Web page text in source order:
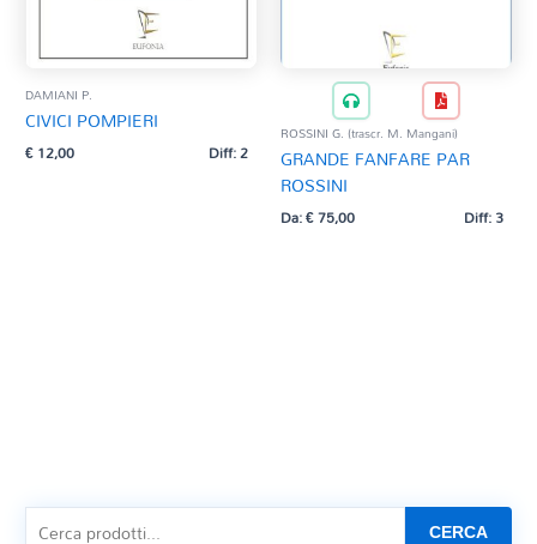
DAMIANI P.
CIVICI POMPIERI
€12,00 Diff: 2
ROSSINI G. (trascr. M. Mangani)
GRANDE FANFARE PAR
ROSSINI
Da:€75,00 Diff: 3
CERCA